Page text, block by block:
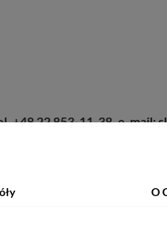
+48 22 853-11-38, e-mail:
O